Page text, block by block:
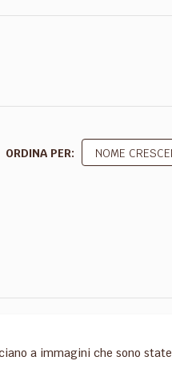
ORDINA PER
a immagini che sono state